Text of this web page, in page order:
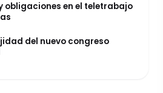
obligaciones en el teletrabajo
del nuevo congreso